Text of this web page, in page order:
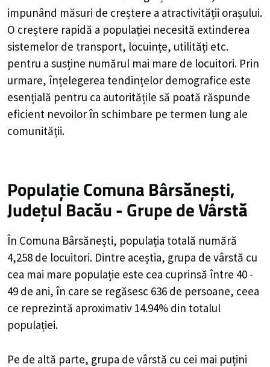
impunând măsuri de creștere a atractivității orașului.
O creștere rapidă a populației necesită extinderea
sistemelor de transport, locuințe, utilități etc.
pentru a susține numărul mai mare de locuitori. Prin
urmare, înțelegerea tendințelor demografice este
esențială pentru ca autoritățile să poată răspunde
eficient nevoilor în schimbare pe termen lung ale
comunității.
Populație Comuna Bârsănești,
Județul Bacău - Grupe de Vârstă
În Comuna Bârsănești, populația totală numără
4,258 de locuitori. Dintre aceștia, grupa de vârstă cu
cea mai mare populație este cea cuprinsă între 40 -
49 de ani, în care se regăsesc 636 de persoane, ceea
ce reprezintă aproximativ 14.94% din totalul
populației.
Pe de altă parte, grupa de vârstă cu cei mai puțini